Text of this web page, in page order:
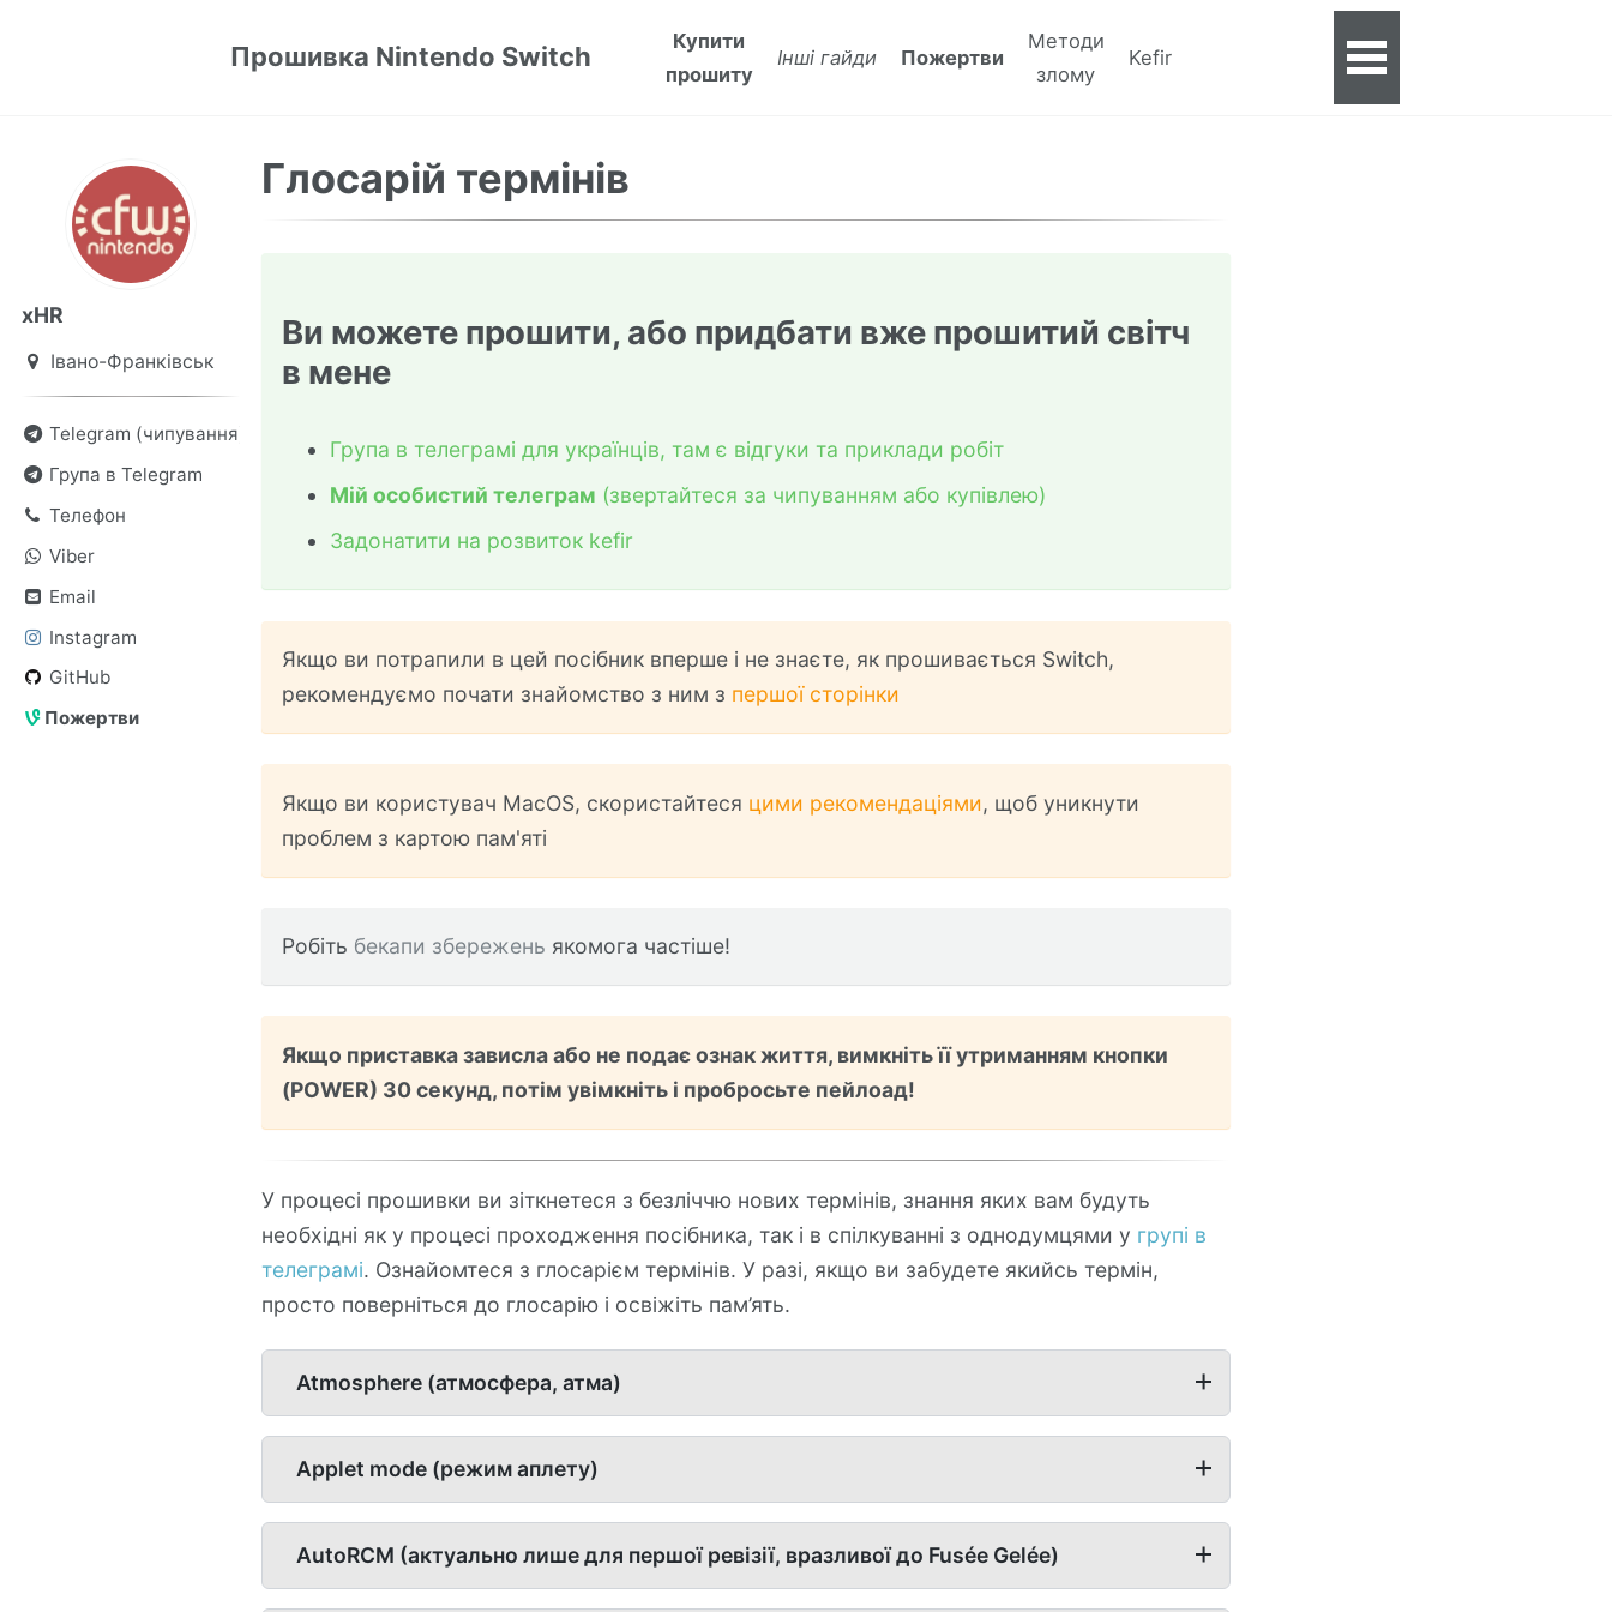
Прошивка Nintendo Switch
Купити
прошиту
Інші гайди Пожертви
Методи
злому
Kefir
Toggle
menu
xHR
Івано-Франківськ
Telegram (чипування)
Група в Telegram
Телефон
Viber
Email
Instagram
GitHub
Пожертви
Глосарій термінів
Ви можете прошити, або придбати вже прошитий світч
в мене
Група в телеграмі для українців, там є відгуки та приклади робіт
Мій особистий телеграм (звертайтеся за чипуванням або купівлею)
Задонатити на розвиток kefir
Якщо ви потрапили в цей посібник вперше і не знаєте, як прошивається Switch,
рекомендуємо почати знайомство з ним з першої сторінки
Якщо ви користувач MacOS, скористайтеся цими рекомендаціями, щоб уникнути
проблем з картою пам'яті
Робіть бекапи збережень якомога частіше!
Якщо приставка зависла або не подає ознак життя, вимкніть її утриманням кнопки
(POWER) 30 секунд, потім увімкніть і пробросьте пейлоад!
У процесі прошивки ви зіткнетеся з безліччю нових термінів, знання яких вам будуть
необхідні як у процесі проходження посібника, так і в спілкуванні з однодумцями у групі в
телеграмі. Ознайомтеся з глосарієм термінів. У разі, якщо ви забудете якийсь термін,
просто поверніться до глосарію і освіжіть пам’ять.
Atmosphere (атмосфера, атма)
Applet mode (режим аплету)
AutoRCM (актуально лише для першої ревізії, вразливої до Fusée Gelée)